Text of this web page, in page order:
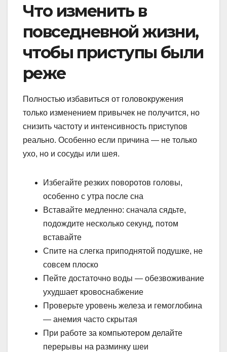
Что изменить в
повседневной жизни,
чтобы приступы были
реже
Полностью избавиться от головокружения
только изменением привычек не получится, но
снизить частоту и интенсивность приступов
реально. Особенно если причина — не только
ухо, но и сосуды или шея.
Избегайте резких поворотов головы,
особенно с утра после сна
Вставайте медленно: сначала сядьте,
подождите несколько секунд, потом
вставайте
Спите на слегка приподнятой подушке, не
совсем плоско
Пейте достаточно воды — обезвоживание
ухудшает кровоснабжение
Проверьте уровень железа и гемоглобина
— анемия часто скрытая
При работе за компьютером делайте
перерывы на разминку шеи